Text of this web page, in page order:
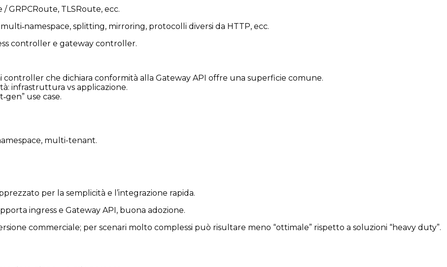
/ GRPCRoute, TLSRoute, ecc.
splitting, mirroring, protocolli diversi da HTTP, ecc.
controller e gateway controller.
controller che dichiara conformità alla Gateway API offre una superficie comune.
infrastruttura vs applicazione.
use case.
multi-tenant.
per la semplicità e l’integrazione rapida.
ingress e Gateway API, buona adozione.
commerciale; per scenari molto complessi può risultare meno “ottimale” rispetto a soluzioni “heavy duty”.